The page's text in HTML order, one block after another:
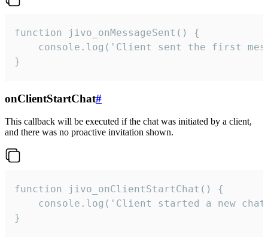
function jivo_onMessageSent() {
console.log('Client sent the first
}
onClientStartChat#
This callback will be executed if the chat was initiated by a client,
and there was no proactive invitation shown.
function jivo_onClientStartChat() {
console.log('Client started a new
}